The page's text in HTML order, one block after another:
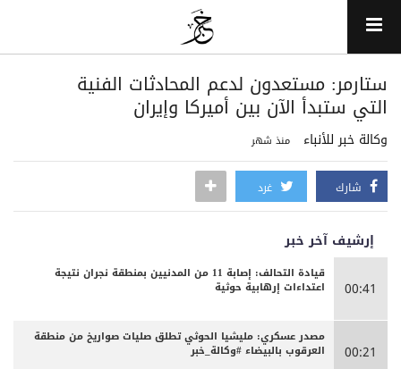
ستارمر: مستعدون لدعم المحادثات الفنية
التي ستبدأ الآن بين أميركا وإيران
وكالة خبر للأنباء منذ شهر
شارك غرد
إرشيف آخر خبر
00:41
قيادة التحالف: إصابة 11 من المدنيين بمنطقة نجران نتيجة
اعتداءات إرهابية حوثية
00:21
مصدر عسكري: مليشيا الحوثي تطلق صليات صواريخ من منطقة
العرقوب بالبيضاء #وكالة_خبر